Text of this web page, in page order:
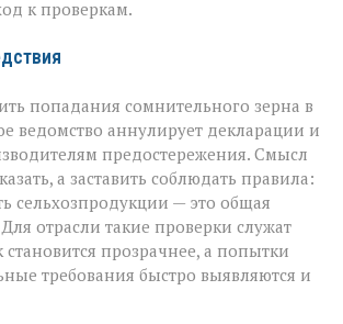
к проверкам.
попадания сомнительного зерна в
ведомство аннулирует декларации и
предостережения. Смысл
а заставить соблюдать правила:
сельхозпродукции — это общая
Для отрасли такие проверки служат
прозрачнее, а попытки
требования быстро выявляются и